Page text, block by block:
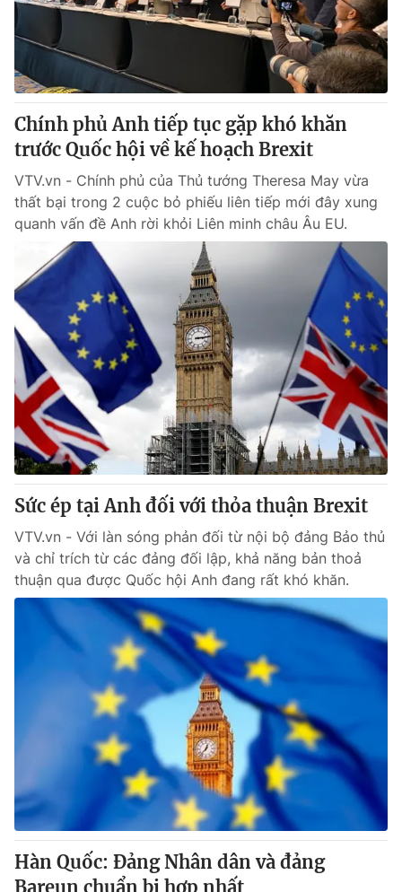
® Cấm sao chép dưới mọi hình thức nếu không có sự chấp
thuận bằng văn bản. Ghi rõ nguồn VTV.vn khi phát hành lại
thông tin từ website này.
Chính phủ Anh tiếp tục gặp khó khăn
trước Quốc hội về kế hoạch Brexit
VTV.vn - Chính phủ của Thủ tướng Theresa May vừa
thất bại trong 2 cuộc bỏ phiếu liên tiếp mới đây xung
quanh vấn đề Anh rời khỏi Liên minh châu Âu EU.
Sức ép tại Anh đối với thỏa thuận Brexit
VTV.vn - Với làn sóng phản đối từ nội bộ đảng Bảo thủ
và chỉ trích từ các đảng đối lập, khả năng bản thoả
thuận qua được Quốc hội Anh đang rất khó khăn.
Hàn Quốc: Đảng Nhân dân và đảng
Bareun chuẩn bị hợp nhất